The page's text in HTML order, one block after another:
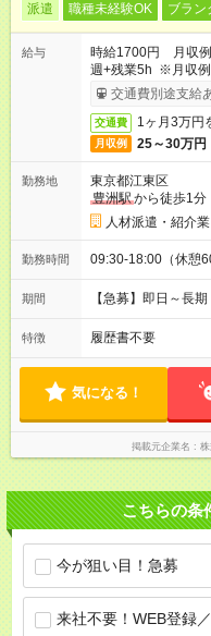
派遣 職種未経験OK ブラン
給与
時給1700円 月収
週+残業5h ※月収例
取りサービス利用可
交通費別途支給
交通費 1ヶ月3万円
月収例 25～30万円
勤務地
東京都江東区
豊洲駅から徒歩1分
人材派遣・紹介業
勤務時間 09:30-18:00（休憩
期間 【急募】即日～
特徴 履歴書不要
気になる！
掲載元企業名
こちらの条
今が狙い目！急募
来社不要！WEB登録